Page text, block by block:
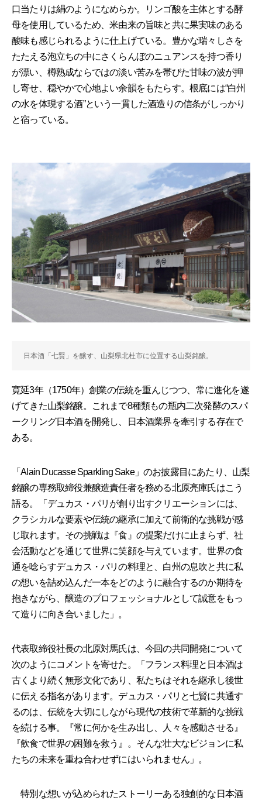
口当たりは絹のようになめらか。リンゴ酸を主体とする酵
母を使用しているため、米由来の旨味と共に果実味のある
酸味も感じられるように仕上げている。豊かな瑞々しさを
たたえる泡立ちの中にさくらんぼのニュアンスを持つ香り
が漂い、樽熟成ならではの淡い苦みを帯びた甘味の波が押
し寄せ、穏やかで心地よい余韻をもたらす。根底には“白州
の水を体現する酒”という一貫した酒造りの信条がしっかり
と宿っている。
日本酒「七賢」を醸す、山梨県北杜市に位置する山梨銘醸。
寛延3年（1750年）創業の伝統を重んじつつ、常に進化を遂
げてきた山梨銘醸。これまで8種類もの瓶内二次発酵のスパ
ークリング日本酒を開発し、日本酒業界を牽引する存在で
ある。
「Alain Ducasse Sparkling Sake」のお披露目にあたり、山梨
銘醸の専務取締役兼醸造責任者を務める北原亮庫氏はこう
語る。「デュカス・パリが創り出すクリエーションには、
クラシカルな要素や伝統の継承に加えて前衛的な挑戦が感
じ取れます。その挑戦は『食』の提案だけに止まらず、社
会活動などを通じて世界に笑顔を与えています。世界の食
通を唸らすデュカス・パリの料理と、白州の息吹と共に私
の想いを詰め込んだ一本をどのように融合するのか期待を
抱きながら、醸造のプロフェッショナルとして誠意をもっ
て造りに向き合いました」。
代表取締役社長の北原対馬氏は、今回の共同開発について
次のようにコメントを寄せた。「フランス料理と日本酒は
古くより続く無形文化であり、私たちはそれを継承し後世
に伝える指名があります。デュカス・パリと七賢に共通す
るのは、伝統を大切にしながら現代の技術で革新的な挑戦
を続ける事。『常に何かを生み出し、人々を感動させる』
『飲食で世界の困難を救う』。そんな壮大なビジョンに私
たちの未来を重ね合わせずにはいられません」。
特別な想いが込められたストーリーある独創的な日本酒